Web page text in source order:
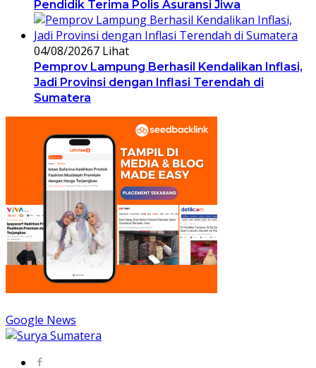
Pendidik Terima Polis Asuransi Jiwa
04/08/20267 Lihat
Pemprov Lampung Berhasil Kendalikan Inflasi,
Jadi Provinsi dengan Inflasi Terendah di
Sumatera
Google News